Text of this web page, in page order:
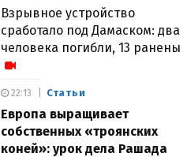
Взрывное устройство
сработало под Дамаском: два
человека погибли, 13 ранены
Статьи
Европа выращивает
собственных «троянских
коней»: урок дела Рашада
22:13